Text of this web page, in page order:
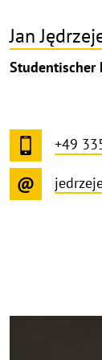
Jan
Studentischer
+49